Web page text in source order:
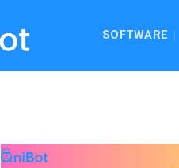
SOFTWARE